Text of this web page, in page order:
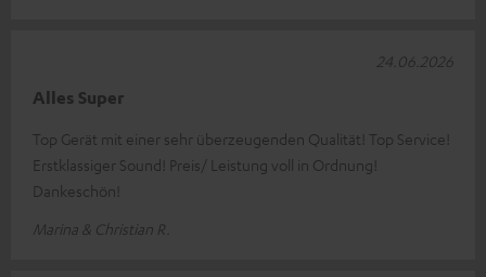
Alles Super
Top Gerät mit einer sehr überzeugenden Qualität! Top Service!
Erstklassiger Sound! Preis/ Leistung voll in Ordnung!
Dankeschön!
Marina & Christian R.
24.06.2026